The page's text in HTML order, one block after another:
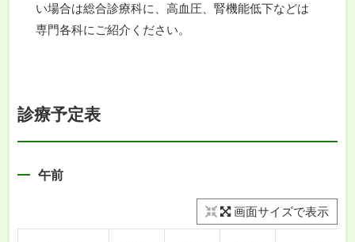
い場合は総合診療科に、高血圧、腎機能低下などは
専門各科にご紹介ください。
診療予定表
午前
画面サイズで表示